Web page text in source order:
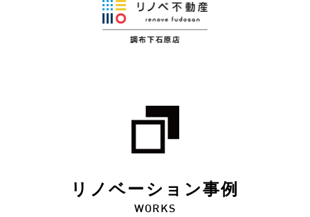
リノベーション事例
WORKS